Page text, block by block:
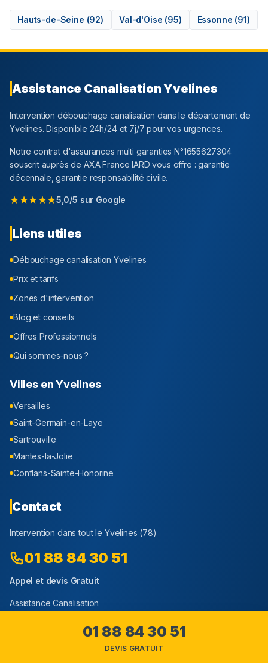
Hauts-de-Seine (92) Val-d'Oise (95) Essonne (91)
Assistance CanalisationYvelines
Intervention débouchage canalisation dans le département de
Yvelines. Disponible 24h/24 et 7j/7 pour vos urgences.
Notre contrat d'assurances multi garanties N°1655627304
souscrit auprès de AXA France IARD vous offre : garantie
décennale, garantie responsabilité civile.
★★★★★5,0/5 sur Google
Liens utiles
Débouchage canalisationYvelines
Prix et tarifs
Zones d'intervention
Blog et conseils
Offres Professionnels
Qui sommes-nous ?
Villes enYvelines
Versailles
Saint-Germain-en-Laye
Sartrouville
Mantes-la-Jolie
Conflans-Sainte-Honorine
Contact
Intervention dans tout le Yvelines (78)
01 88 84 30 51
Appel et devis Gratuit
Assistance Canalisation
94160 Saint-Mandé01 88 84 30 51
DEVIS GRATUIT